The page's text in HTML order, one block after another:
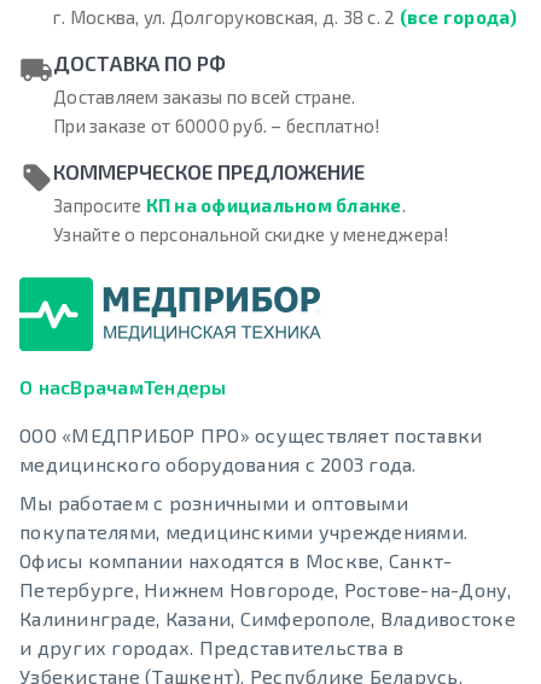
г. Москва, ул. Долгоруковская, д. 38 с. 2 (все города)
ДОСТАВКА ПО РФ
Доставляем заказы по всей стране.
При заказе от 60000 руб. – бесплатно!
КОММЕРЧЕСКОЕ ПРЕДЛОЖЕНИЕ
Запросите КП на официальном бланке.
Узнайте о персональной скидке у менеджера!
О насВрачамТендеры
ООО «МЕДПРИБОР ПРО» осуществляет поставки
медицинского оборудования с 2003 года.
Мы работаем с розничными и оптовыми
покупателями, медицинскими учреждениями.
Офисы компании находятся в Москве, Санкт-
Петербурге, Нижнем Новгороде, Ростове-на-Дону,
Калининграде, Казани, Симферополе, Владивостоке
и других городах. Представительства в
Узбекистане (Ташкент), Республике Беларусь.